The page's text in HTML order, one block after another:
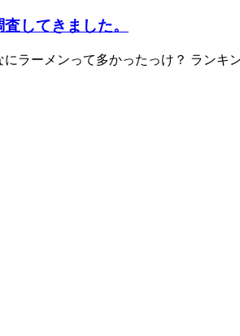
してきました。
ラーメンって多かったっけ？ ランキ